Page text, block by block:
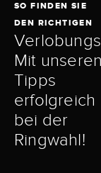
SO FINDEN SIE
DEN RICHTIGEN
Mit unseren
Tipps
erfolgreich
bei der
Ringwahl!